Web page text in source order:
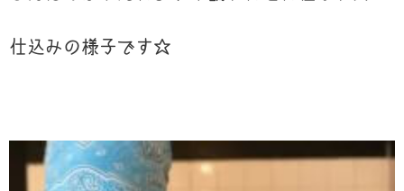
仕込みの様子です☆